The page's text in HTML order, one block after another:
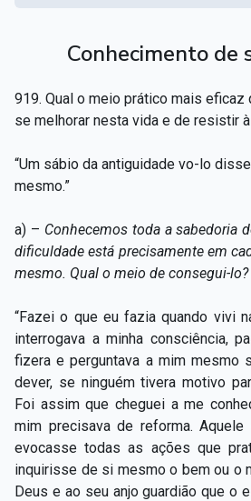
Conhecimento de
919. Qual o meio prático mais eficaz
se melhorar nesta vida e de resistir
“Um sábio da antiguidade vo-lo
mesmo.”
a) – Conhecemos toda a sabedoria
dificuldade está precisamente em
mesmo. Qual o meio de consegui-lo?
“Fazei o que eu fazia quando vivi
interrogava a minha consciência,
fizera e perguntava a mim mesmo
dever, se ninguém tivera motivo
Foi assim que cheguei a me
mim precisava de reforma.
evocasse todas as ações que
inquirisse de si mesmo o bem ou o
Deus e ao seu anjo guardião que o